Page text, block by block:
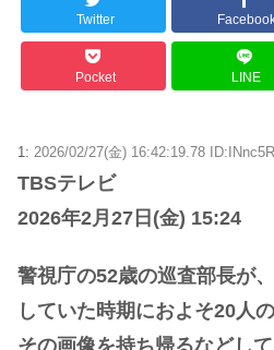
Twitter
Pocket LINE
1: 2026/02/27(金) 16:42:19.78
TBSテレビ
2026年2月27日(金) 15:24
警視庁の52歳の巡査部長が
していた時期におよそ20人